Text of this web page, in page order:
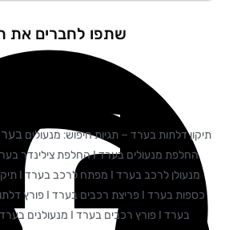
שתפו לחברים את הדף!
דלתות בערד – תגיות חיפוש: מנעוליםבערדI פורץ מנעולים
בערד I פורץ רכבים בערד I מנעולנים בערד | פורץ דלתות בערד